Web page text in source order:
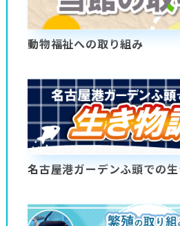
動物福祉への取り組み
名古屋港ガーデンふ頭での